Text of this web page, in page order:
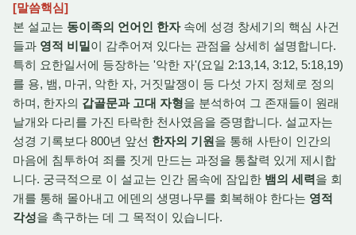
[말씀핵심]
본 설교는 동이족의 언어인 한자속에 성경 창세기의 핵심 사건
들과 영적 비밀이 감추어져 있다는 관점을 상세히 설명합니다.
특히 요한일서에 등장하는 '악한 자'(요일 2:13,14, 3:12, 5:18,19)
를 용, 뱀, 마귀, 악한 자, 거짓말쟁이 등 다섯 가지 정체로 정의
하며, 한자의 갑골문과 고대 자형을 분석하여 그 존재들이 원래
날개와 다리를 가진 타락한 천사였음을 증명합니다. 설교자는
성경 기록보다 800년 앞선 한자의 기원을 통해 사탄이 인간의
마음에 침투하여 죄를 짓게 만드는 과정을 통찰력 있게 제시합
니다. 궁극적으로 이 설교는 인간 몸속에 잠입한 뱀의 세력을 회
개를 통해 몰아내고 에덴의 생명나무를 회복해야 한다는 영적
각성을 촉구하는 데 그 목적이 있습니다.